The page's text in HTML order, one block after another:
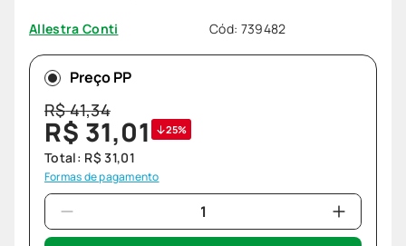
Allestra Conti Cód: 739482
Preço PP
R$41,34
R$ 31,01 25%
Total: R$ 31,01
Formas de pagamento